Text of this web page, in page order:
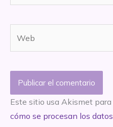
Este sitio usa Akismet para
cómo se procesan los